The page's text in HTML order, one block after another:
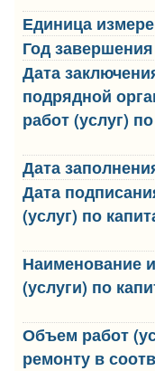
Единица
Год
Дата
подрядной
работ (услуг)
Дата
Дата
(услуг) по
Наименование
(услуги) по
Объем работ
ремонту в